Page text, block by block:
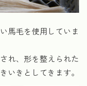
馬毛を使用していま
れ、形を整えられた
いきとしてきます。